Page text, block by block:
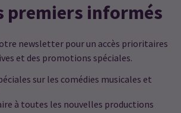
premiers informés
newsletter pour un accès prioritaires
et des promotions spéciales.
sur les comédies musicales et
à toutes les nouvelles productions